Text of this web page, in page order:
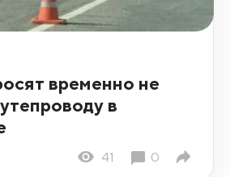
временно не
в
41 0